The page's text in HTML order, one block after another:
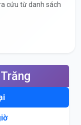
cứu từ danh sách